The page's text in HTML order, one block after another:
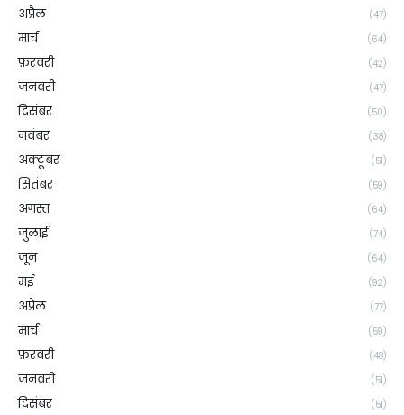
अप्रैल (47)
मार्च (64)
फ़रवरी (42)
जनवरी (47)
दिसंबर (50)
नवंबर (38)
अक्टूबर (51)
सितंबर (59)
अगस्त (64)
जुलाई (74)
जून (64)
मई (92)
अप्रैल (77)
मार्च (59)
फ़रवरी (48)
जनवरी (51)
दिसंबर (51)